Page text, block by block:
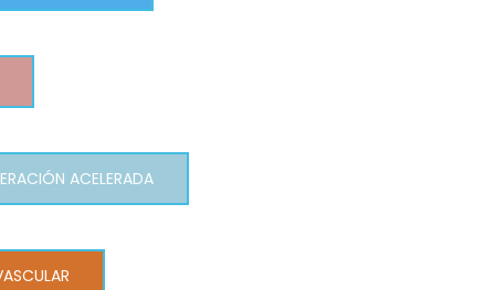
ACELERADA